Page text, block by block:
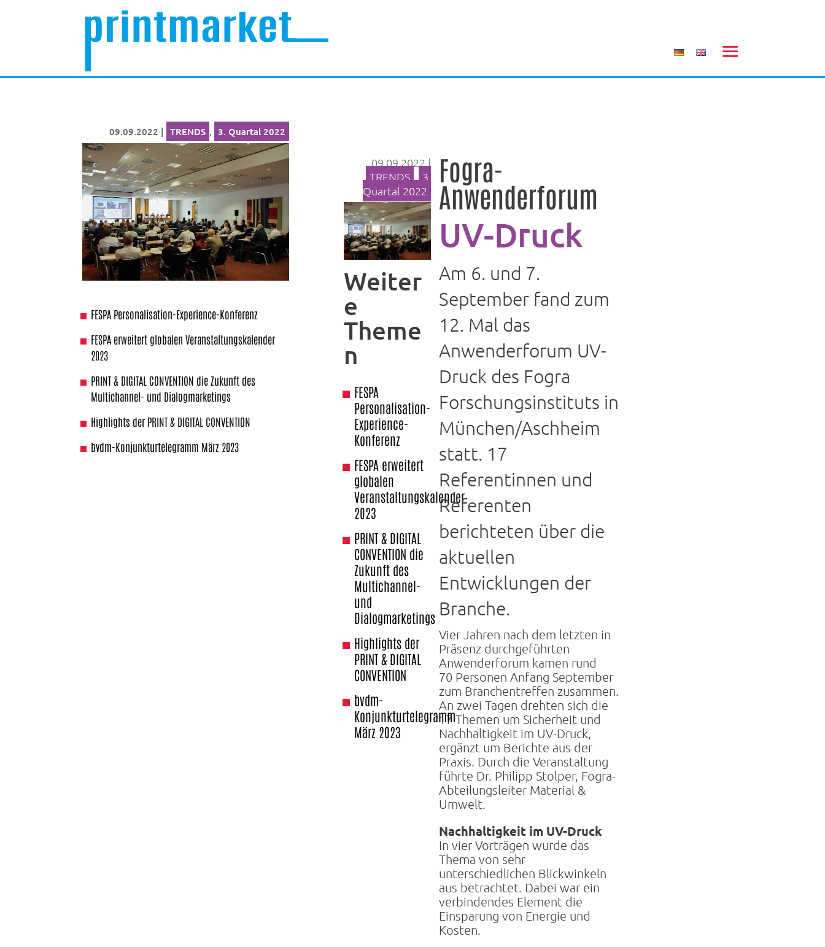
09.09.2022 | TRENDS , 3. Quartal 2022
FESPA Personalisation-Experience-Konferenz
FESPA erweitert globalen Veranstaltungskalender
2023
PRINT & DIGITAL CONVENTION die Zukunft des
Multichannel- und Dialogmarketings
Highlights der PRINT & DIGITAL CONVENTION
bvdm-Konjunkturtelegramm März 2023
09.09.2022|
TRENDS , 3.
Quartal 2022
Weiter
e
Theme
n
FESPA
Personalisation-
Experience-
Konferenz
FESPA erweitert
globalen
Veranstaltungskalender
2023
PRINT & DIGITAL
CONVENTION die
Zukunft des
Multichannel-
und
Dialogmarketings
Highlights der
PRINT & DIGITAL
CONVENTION
bvdm-
Konjunkturtelegramm
März 2023
Fogra-
Anwenderforum
UV-Druck
Am 6. und 7.
September fand zum
12. Mal das
Anwenderforum UV-
Druck des Fogra
Forschungsinstituts in
München/Aschheim
statt. 17
Referentinnen und
Referenten
berichteten über die
aktuellen
Entwicklungen der
Branche.
Vier Jahren nach dem letzten in
Präsenz durchgeführten
Anwenderforum kamen rund
70 Personen Anfang September
zum Branchentreffen zusammen.
An zwei Tagen drehten sich die
17 Themen um Sicherheit und
Nachhaltigkeit im UV-Druck,
ergänzt um Berichte aus der
Praxis. Durch die Veranstaltung
führte Dr. Philipp Stolper, Fogra-
Abteilungsleiter Material &
Umwelt.
Nachhaltigkeit im UV-Druck
In vier Vorträgen wurde das
Thema von sehr
unterschiedlichen Blickwinkeln
aus betrachtet. Dabei war ein
verbindendes Element die
Einsparung von Energie und
Kosten.